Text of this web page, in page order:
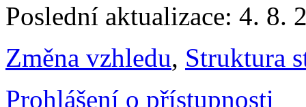
Poslední aktualizace: 4. 8.
Změna vzhledu, Struktura
Prohlášení o přístupnosti